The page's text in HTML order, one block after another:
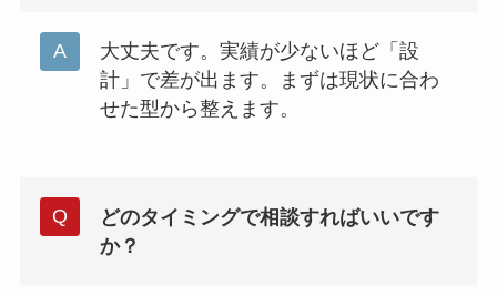
大丈夫です。実績が少ないほど「設
計」で差が出ます。まずは現状に合わ
せた型から整えます。
どのタイミングで相談すればいいです
か？